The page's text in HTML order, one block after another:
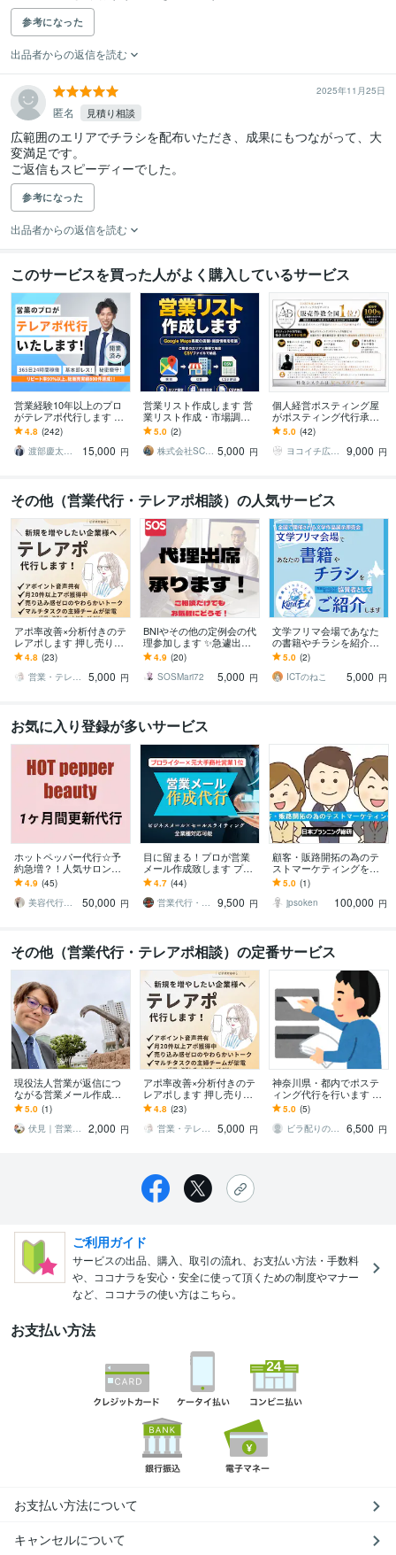
参考になった
出品者からの返信を読む
2025年11月25日
匿名 見積り相談
広範囲のエリアでチラシを配布いただき、成果にもつながって、大
変満足です。
ご返信もスピーディーでした。
参考になった
出品者からの返信を読む
このサービスを買った人がよく購入しているサービス
営業経験10年以上のプロ
がテレアポ代行します ア
ポ取得に拘ったテレアポ
をします！都度振り返り
を行います！
4.8 (242)
渡部慶太【営業代行のプロ】
15,000 円
営業リスト作成します 営
業リスト作成・市場調査
に！エリア×業種の店舗デ
ータを収集
5.0 (2)
株式会社SCコンサルティング 5,000 円
個人経営ポスティング屋
がポスティング代行承り
ます 神奈川・都内エリア
対応！エリアに合わせた
効果的なポスティング
5.0 (42)
ヨコイチ広告｜ポスティング代行パートナー
9,000 円
その他（営業代行・テレアポ相談）の人気サービス
アポ率改善×分析付きのテ
レアポします 押し売りじ
ゃなく、柔らかいテレア
ポ営業を。（ビデオな
し）
4.8 (23)
営業・テレアポ・ママチーム
5,000 円
BNIやその他の定例会の代
理参加します ✨急遽出席
出来なくても大丈夫！い
つでも代理出席！
4.9 (20)
SOSMari72
5,000 円
文学フリマ会場であなた
の書籍やチラシを紹介し
ます あなたの大切な作品
を各地で開催される文学
フリマでご紹介します
5.0 (2)
ICTのねこ
5,000 円
お気に入り登録が多いサービス
ホットペッパー代行☆予
約急増？！人気サロンに
します ホットペッパービ
ューティーの更新代行☆S
EO対策も◎
4.9 (45)
美容代行のAya
50,000 円
目に留まる！プロが営業
メール作成致します プロ
ライター✖️大手商社営業成
績1位の実績と経験からサ
ポート
4.7 (44)
営業代行・SNSのプロ 〜コアタクト〜
9,500 円
顧客・販路開拓の為のテ
ストマーケティングを行
います 大手・上場企業で
の認知度を高め新たな顧
客を開拓しませんか
5.0 (1)
jpsoken
100,000 円
その他（営業代行・テレアポ相談）の定番サービス
現役法人営業が返信につ
ながる営業メール作成し
ます 自治体・DX領域対応
｜AI文章を実際に使える
文面へ整えます
5.0 (1)
伏見｜営業支援・テレアポ改善
2,000 円
アポ率改善×分析付きのテ
レアポします 押し売りじ
ゃなく、柔らかいテレア
ポ営業を。（ビデオな
し）
4.8 (23)
営業・テレアポ・ママチーム
5,000 円
神奈川県・都内でポステ
ィング代行を行います ビ
ラ単価3円＋交通費で1,50
0枚より請け負います。
5.0 (5)
ビラ配りのキタムラ
6,500 円
ご利用ガイド
サービスの出品、購入、取引の流れ、お支払い方法・手数料
や、ココナラを安心・安全に使って頂くための制度やマナー
など、ココナラの使い方はこちら。
お支払い方法
お支払い方法について
キャンセルについて